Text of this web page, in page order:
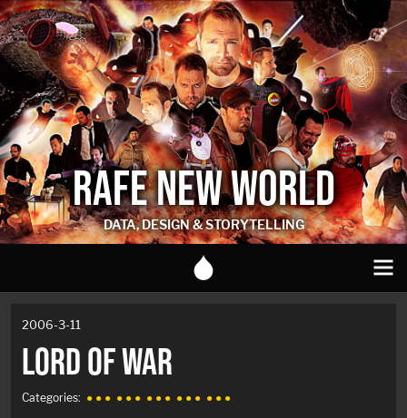
RAFE NEW WORLD
DATA, DESIGN & STORYTELLING
2006-3-11
LORD OF WAR
Categories: ● ● ● ● ● ● ● ● ● ● ● ● ● ● ●